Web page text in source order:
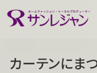
カーテンにま